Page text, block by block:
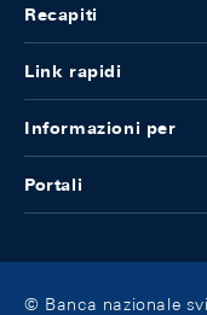
Recapiti
Link rapidi
Informazioni per
Portali
© Banca nazionale